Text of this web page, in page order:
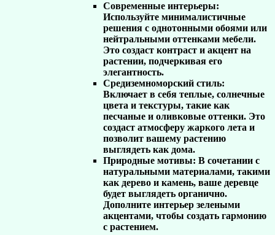
Современные интерьеры:
Используйте минималистичные
решения с однотонными обоями или
нейтральными оттенками мебели.
Это создаст контраст и акцент на
растении, подчеркивая его
элегантность.
Средиземноморский стиль:
Включает в себя теплые, солнечные
цвета и текстуры, такие как
песчаные и оливковые оттенки. Это
создаст атмосферу жаркого лета и
позволит вашему растению
выглядеть как дома.
Природные мотивы: В сочетании с
натуральными материалами, такими
как дерево и камень, ваше деревце
будет выглядеть органично.
Дополните интерьер зелеными
акцентами, чтобы создать гармонию
с растением.